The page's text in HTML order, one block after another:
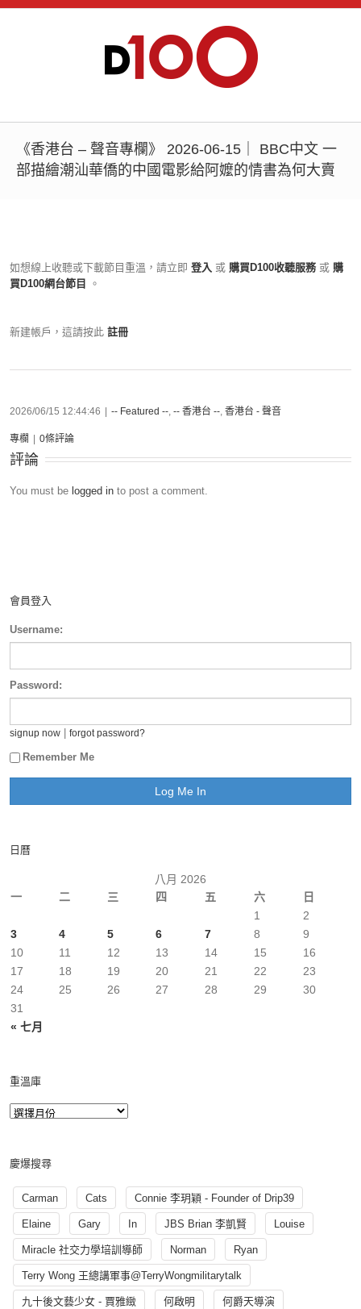
《香港台 – 聲音專欄》 2026-06-15｜ BBC中文 一
部描繪潮汕華僑的中國電影給阿嬤的情書為何大賣
如想線上收聽或下載節目重溫，請立即 登入 或 購買D100收聽服務 或 購
買D100網台節目
。
新建帳戶，這請按此 註冊
2026/06/15 12:44:46 -- Featured --, -- 香港台 --, 香港台 - 聲音
專欄 0條評論
評論
You must be logged in to post a comment.
會員登入
Username:
Password:
signup now forgot password?
Remember Me
日曆
八月 2026
一
二 三 四 五 六 日
« 七月
1
2
3
4 5 6 7 8
9
10
11 12 13 14 15
16
17
18 19 20 21 22
23
24
25 26 27 28 29
30
31
重溫庫
慶爆搜尋
Carman Cats Connie 李玥穎 - Founder of Drip39
Elaine Gary In JBS Brian 李凱賢 Louise
Miracle 社交力學培訓導師 Norman Ryan
Terry Wong 王總講軍事@TerryWongmilitarytalk
九十後文藝少女 - 賈雅緻 何啟明 何爵天導演